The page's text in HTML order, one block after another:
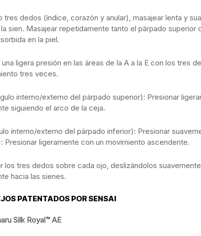
tres dedos (índice, corazón y anular), masajear lenta y
sien. Masajear repetidamente tanto el párpado superior
en la piel.
una ligera presión en las áreas de la A a la E con los tres
tres veces.
interno/externo del párpado superior): Presionar
siguiendo el arco de la ceja.
interno/externo del párpado inferior): Presionar
Presionar ligeramente con un movimiento ascendente.
los tres dedos sobre cada ojo, deslizándolos
hacia las sienes.
PATENTADOS POR SENSAI
Silk Royal™ AE